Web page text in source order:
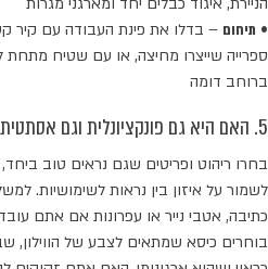
• תיחום – בדלו את פינת העבודה עם קיר
ספרייה שייצרו מחיצה, או עם שטיח מתחת
ברוחב דומה
5. האם היא גם פונקציונלית וגם אסתטית?
בחרו ריהוט ופריטים שגם נראים טוב
לשמור על איזון בין נראות לשימושיות.
כתיבה, אטבי נייר או עפרונות אם אתם
בוחרים כיסא שמתאים לצבע של הווילון,